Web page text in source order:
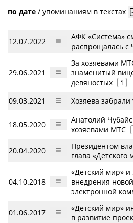
по дате / упоминаниям в текстах
12.07.2022
АФК «Система»
распрощалась с
29.06.2021
За хозяевами
знаменитый
девяностых
1
09.03.2021 Хозяева
18.05.2020
Анатолий
хозяевами МТС
20.04.2020
Президентом
глава «Детского
04.10.2018
«Детский мир» и
внедрения
электронной
01.06.2017
«Детский мир»
в развитие